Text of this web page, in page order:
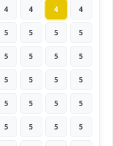
4 4 4 4
5 5 5 5
5 5 5 5
5 5 5 5
5 5 5 5
5 5 5 5